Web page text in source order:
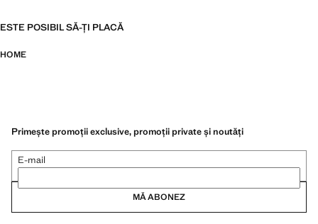
ESTE POSIBIL SĂ-ȚI PLACĂ
HOME
Primește promoții exclusive, promoții private și noutăți
E-mail
MĂ ABONEZ